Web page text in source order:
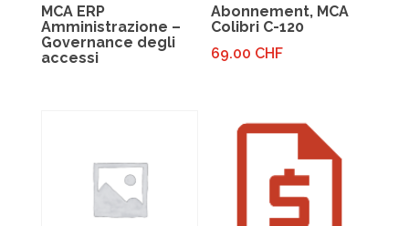
MCA ERP
Amministrazione –
Governance degli
accessi
Abonnement, MCA
Colibri C-120
69.00 CHF